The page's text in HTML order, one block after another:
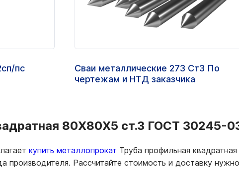
пс
Сваи металлические 273 Ст3 По
чертежам и НТД заказчика
80Х80Х5 ст.3 ГОСТ 30245-
купить металлопрокат Труба профильная
производителя. Рассчитайте стоимость и доставку